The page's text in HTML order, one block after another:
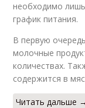
необходимо
график питания.
В первую
молочные
количествах.
содержится в
Читать дальше